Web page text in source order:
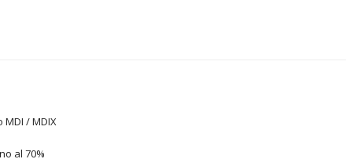
/ MDIX
al 70%